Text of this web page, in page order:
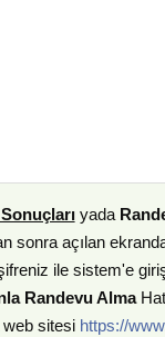
yada
sonra açılan
ile sistem'e
Randevu Alma
sitesi https://